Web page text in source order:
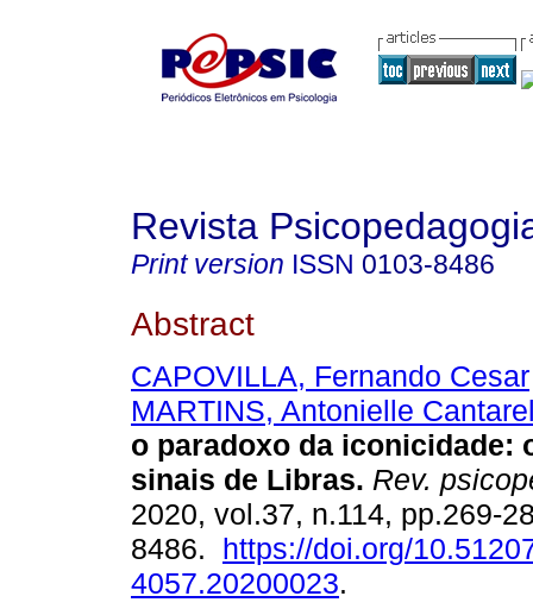
Revista
Print version ISSN 0103-8486
Abstract
CAPOVILLA, Fernando Cesar
MARTINS, Antonielle
o paradoxo da iconicidade:
sinais de Libras. Rev.
2020, vol.37, n.114, pp.269-
8486. https://doi.org/
4057.20200023.